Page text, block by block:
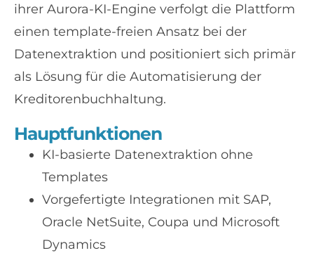
ihrer Aurora-KI-Engine verfolgt die Plattform
einen template-freien Ansatz bei der
Datenextraktion und positioniert sich primär
als Lösung für die Automatisierung der
Kreditorenbuchhaltung.
Hauptfunktionen
KI-basierte Datenextraktion ohne
Templates
Vorgefertigte Integrationen mit SAP,
Oracle NetSuite, Coupa und Microsoft
Dynamics